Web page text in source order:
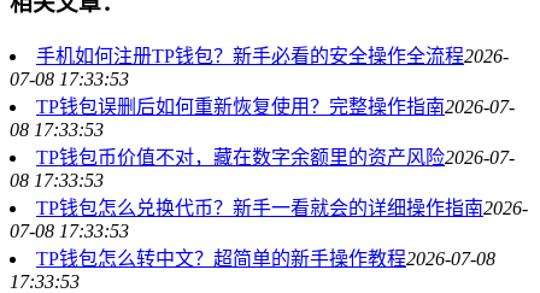
手机如何注册TP钱包？新手必看的安全操作全流程2026-
07-08 17:33:53
TP钱包误删后如何重新恢复使用？完整操作指南2026-07-
08 17:33:53
TP钱包币价值不对，藏在数字余额里的资产风险2026-07-
08 17:33:53
TP钱包怎么兑换代币？新手一看就会的详细操作指南2026-
07-08 17:33:53
TP钱包怎么转中文？超简单的新手操作教程2026-07-08
17:33:53